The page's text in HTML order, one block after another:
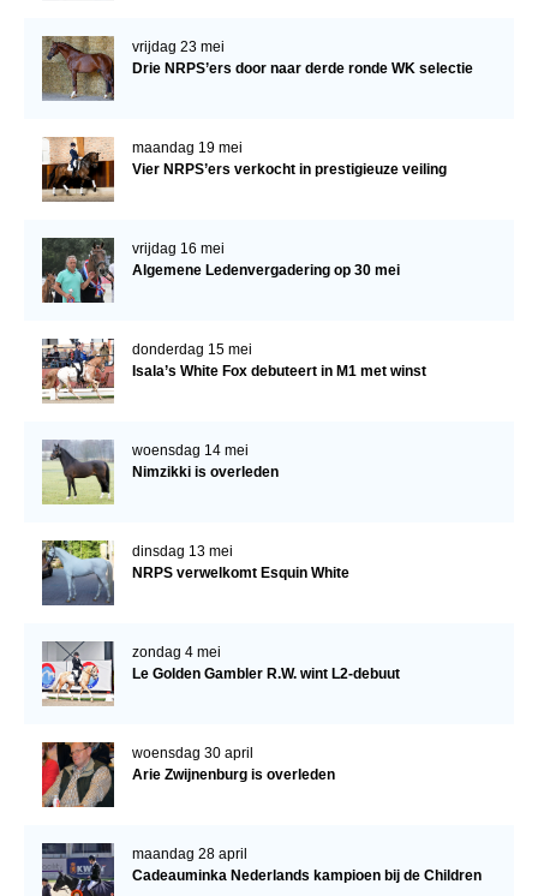
vrijdag 23 mei
Drie NRPS’ers door naar derde ronde WK selectie
maandag 19 mei
Vier NRPS’ers verkocht in prestigieuze veiling
vrijdag 16 mei
Algemene Ledenvergadering op 30 mei
donderdag 15 mei
Isala’s White Fox debuteert in M1 met winst
woensdag 14 mei
Nimzikki is overleden
dinsdag 13 mei
NRPS verwelkomt Esquin White
zondag 4 mei
Le Golden Gambler R.W. wint L2-debuut
woensdag 30 april
Arie Zwijnenburg is overleden
maandag 28 april
Cadeauminka Nederlands kampioen bij de Children